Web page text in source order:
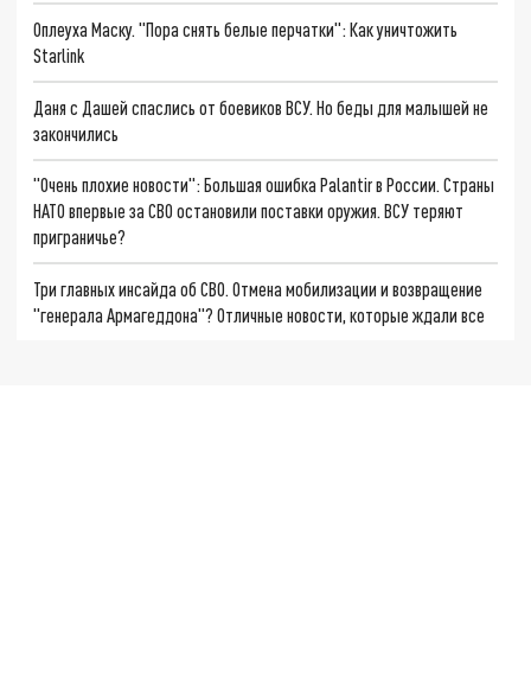
Оплеуха Маску. "Пора снять белые перчатки": Как уничтожить
Starlink
Даня с Дашей спаслись от боевиков ВСУ. Но беды для малышей не
закончились
"Очень плохие новости": Большая ошибка Palantir в России. Страны
НАТО впервые за СВО остановили поставки оружия. ВСУ теряют
приграничье?
Три главных инсайда об СВО. Отмена мобилизации и возвращение
"генерала Армагеддона"? Отличные новости, которые ждали все